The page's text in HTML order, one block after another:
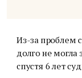
Из-за проблем
долго не могла
спустя 6 лет